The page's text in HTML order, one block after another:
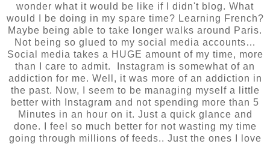
wonder what it would be like if I didn't blog. What
would I be doing in my spare time? Learning French?
Maybe being able to take longer walks around Paris.
Not being so glued to my social media accounts…
Social media takes a HUGE amount of my time, more
than I care to admit. Instagram is somewhat of an
addiction for me. Well, it was more of an addiction in
the past. Now, I seem to be managing myself a little
better with Instagram and not spending more than 5
Minutes in an hour on it. Just a quick glance and
done. I feel so much better for not wasting my time
going through millions of feeds.. Just the ones I love